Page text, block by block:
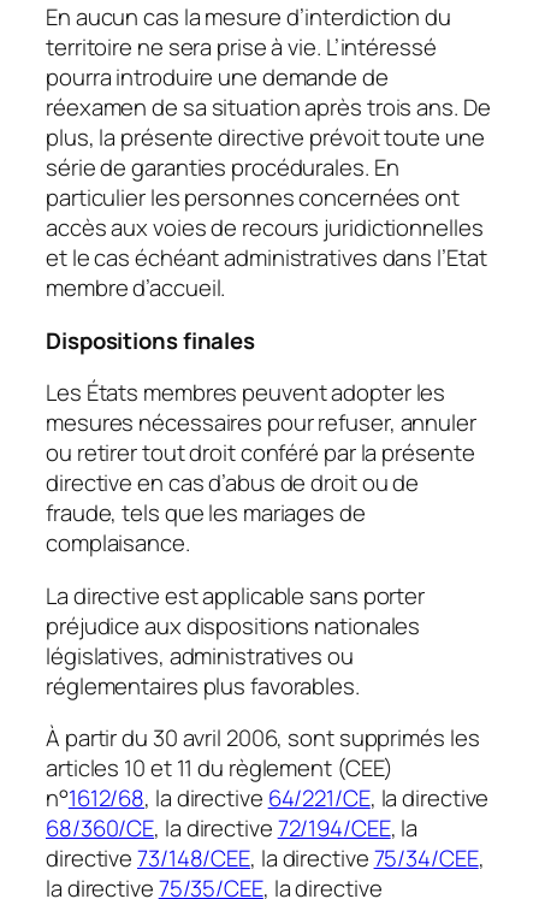
En aucun cas la mesure d’interdiction du
territoire ne sera prise à vie. L’intéressé
pourra introduire une demande de
réexamen de sa situation après trois ans. De
plus, la présente directive prévoit toute une
série de garanties procédurales. En
particulier les personnes concernées ont
accès aux voies de recours juridictionnelles
et le cas échéant administratives dans l’Etat
membre d’accueil.
Dispositions finales
Les États membres peuvent adopter les
mesures nécessaires pour refuser, annuler
ou retirer tout droit conféré par la présente
directive en cas d’abus de droit ou de
fraude, tels que les mariages de
complaisance.
La directive est applicable sans porter
préjudice aux dispositions nationales
législatives, administratives ou
réglementaires plus favorables.
À partir du 30 avril 2006, sont supprimés les
articles 10 et 11 du règlement (CEE)
n°1612/68, la directive 64/221/CE, la directive
68/360/CE, la directive72/194/CEE, la
directive73/148/CEE, la directive75/34/CEE,
la directive75/35/CEE, la directive